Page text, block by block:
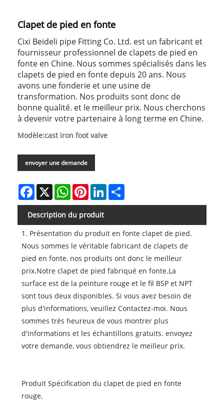
Clapet de pied en fonte
Cixi Beideli pipe Fitting Co. Ltd. est un fabricant et
fournisseur professionnel de clapets de pied en
fonte en Chine. Nous sommes spécialisés dans les
clapets de pied en fonte depuis 20 ans. Nous
avons une fonderie et une usine de
transformation. Nos produits sont donc de
bonne qualité. et le meilleur prix. Nous cherchons
à devenir votre partenaire à long terme en Chine.
Modèle:cast iron foot valve
envoyer une demande
Facebook
X WhatsAppPinterestLinkedIn
Description du produit
1. Présentation du produit en fonte clapet de pied.
Nous sommes le véritable fabricant de clapets de
pied en fonte, nos produits ont donc le meilleur
prix.Notre clapet de pied fabriqué en fonte.La
surface est de la peinture rouge et le fil BSP et NPT
sont tous deux disponibles. Si vous avez besoin de
plus d'informations, veuillez Contactez-moi. Nous
sommes très heureux de vous montrer plus
d'informations et les échantillons gratuits. envoyez
votre demande, vous obtiendrez le meilleur prix.
Produit Spécification du clapet de pied en fonte
rouge.